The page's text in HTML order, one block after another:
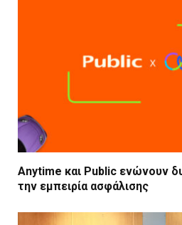
Anytime και Public ενώνουν
την εμπειρία ασφάλισης